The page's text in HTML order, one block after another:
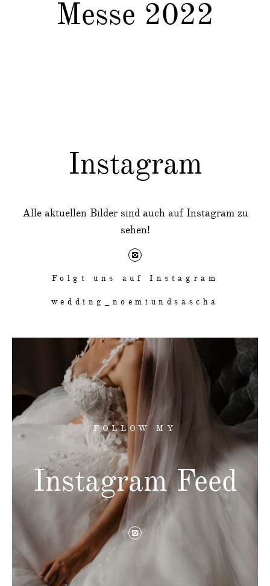
Messe 2022
FOLLOW MY
Instagram Feed
Instagram
Alle aktuellen Bilder sind auch auf Instagram zu
sehen!
Folgt uns auf Instagram
wedding_noemiundsascha